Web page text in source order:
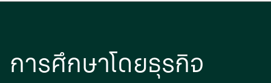
การศึกษาโดยธุรกิจ